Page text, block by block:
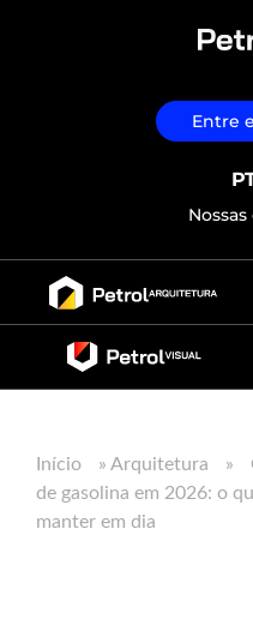
Entre
Início » Arquitetura »
de gasolina em 2026: o
manter em dia